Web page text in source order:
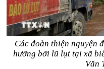
Các đoàn thiện nguyện
hưởng bởi lũ lụt tại xã
Văn